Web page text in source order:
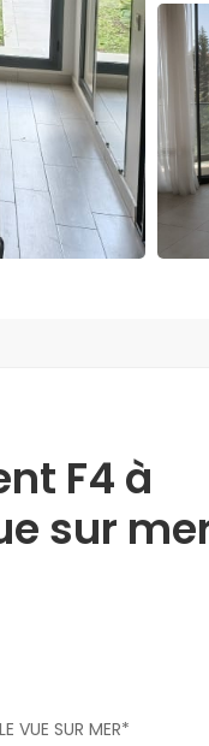
F4 à
sur
VUE SUR MER*